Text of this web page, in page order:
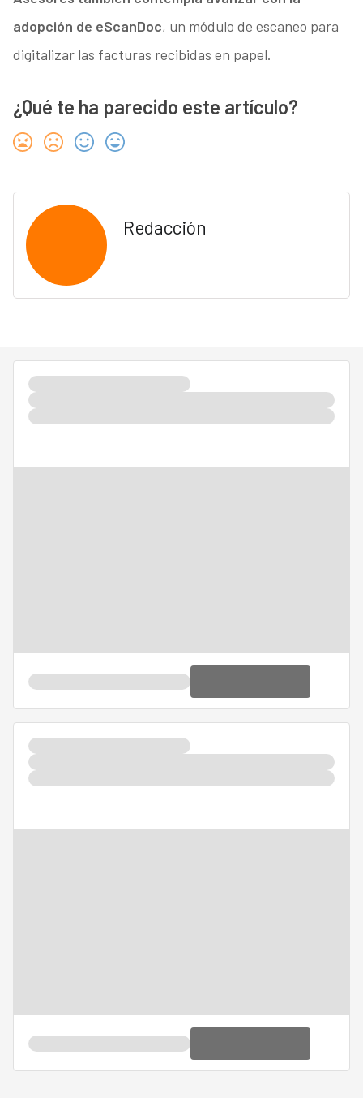
adopción de eScanDoc, un módulo de escaneo para
digitalizar las facturas recibidas en papel.
¿Qué te ha parecido este artículo?
Redacción